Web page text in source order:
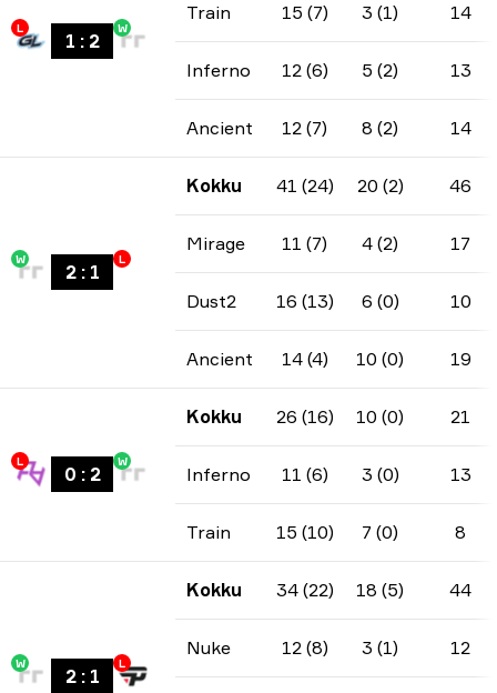
L
1 : 2
W
Train 15 (7) 3 (1) 14
Inferno 12 (6) 5 (2) 13
Ancient 12 (7) 8 (2) 14
W
2: 1
L
Kokku 41 (24) 20 (2) 46
Mirage 11 (7) 4 (2) 17
Dust2 16 (13) 6 (0) 10
Ancient 14 (4) 10 (0) 19
L
0 : 2
W
Kokku 26 (16) 10 (0) 21
Inferno 11 (6) 3 (0) 13
Train 15 (10) 7 (0) 8
W
2: 1
L
Kokku 34 (22) 18 (5) 44
Nuke 12 (8) 3 (1) 12